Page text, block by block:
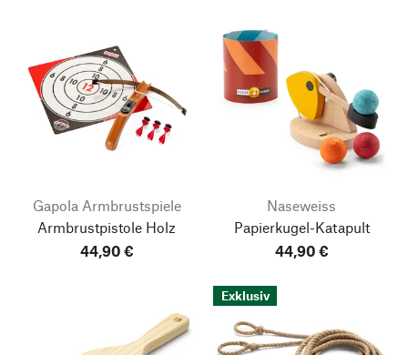
Gapola Armbrustspiele
Armbrustpistole Holz
44,90 €
Naseweiss
Papierkugel-Katapult
44,90 €
Exklusiv